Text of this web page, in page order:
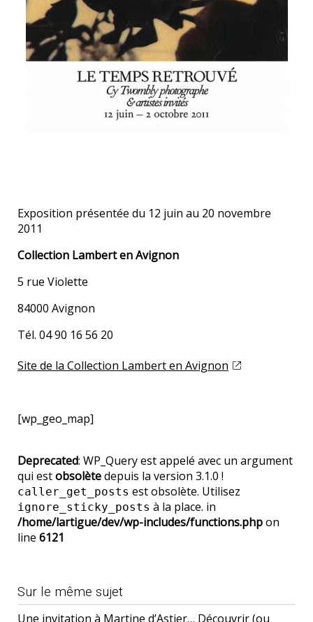
Exposition présentée du 12 juin au 20 novembre
2011
Collection Lambert en Avignon
5 rue Violette
84000 Avignon
Tél. 04 90 16 56 20
Site de la Collection Lambert en Avignon
[wp_geo_map]
Deprecated: WP_Query est appelé avec un argument
qui estobsolètedepuis la version 3.1.0 !
caller_get_posts est obsolète. Utilisez
ignore_sticky_posts à la place. in
/home/lartigue/dev/wp-includes/functions.phpon
line 6121
Sur le même sujet
Une invitation à Martine d’Astier… Découvrir (ou